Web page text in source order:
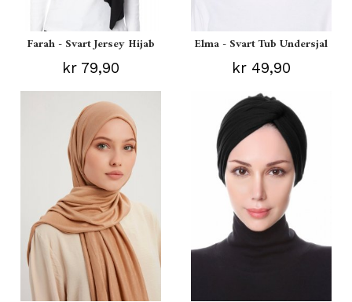
Farah - Svart Jersey Hijab
kr 79,90
Elma - Svart Tub Undersjal
kr 49,90